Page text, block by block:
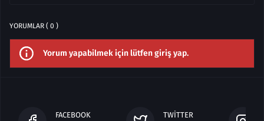
YORUMLAR ( 0 )
Yorum yapabilmek için lütfen giriş yap.
FACEBOOK TWITTER